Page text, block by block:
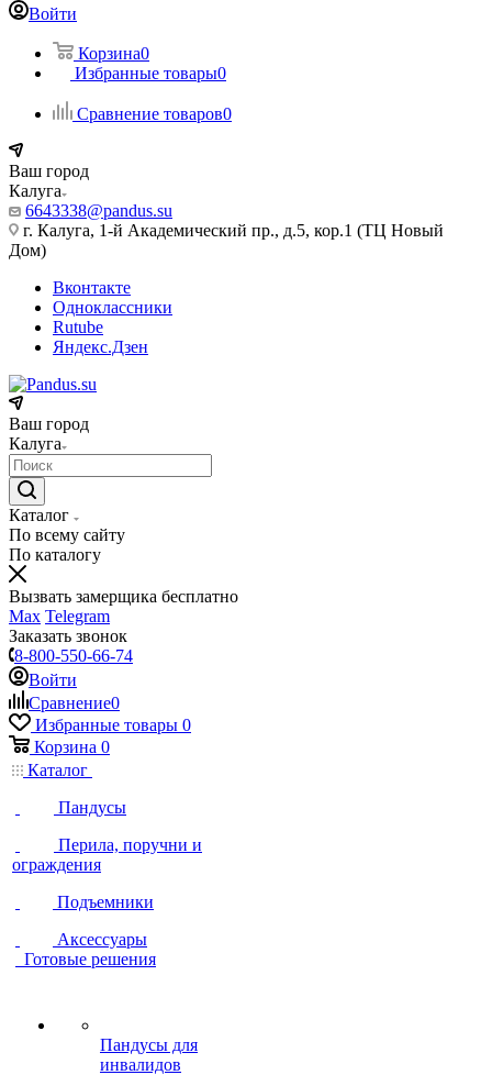
Войти
Корзина0
Избранные товары0
Сравнение товаров0
Ваш город
Калуга
6643338@pandus.su
г. Калуга, 1-й Академический пр., д.5, кор.1 (ТЦ Новый
Дом)
Вконтакте
Одноклассники
Rutube
Яндекс.Дзен
Ваш город
Калуга
Каталог
По всему сайту
По каталогу
Вызвать замерщика бесплатно
Max Telegram
Заказать звонок
8-800-550-66-74
Войти
Сравнение0
Избранные товары 0
Корзина 0
Каталог
Пандусы
Перила, поручни и
ограждения
Подъемники
Аксессуары
Готовые решения
Пандусы для
инвалидов